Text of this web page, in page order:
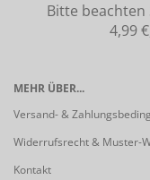
Bitte beachten
4,99
MEHR ÜBER...
Versand- &
Widerrufsrecht & Muster-
Kontakt